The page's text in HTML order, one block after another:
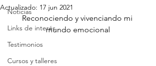
Noticias
Links de interés
Testimonios
Cursos y talleres
Actualizado: 17 jun 2021
Reconociendo y vivenciando mi
mundo emocional